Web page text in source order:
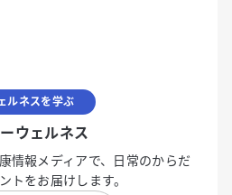
ルネスを学ぶ
ウェルネス
情報メディアで、日常のからだ
トをお届けします。